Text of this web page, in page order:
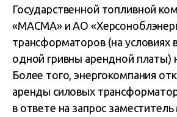
Государственной топливной
«МАСМА» и АО
трансформаторов (на условиях
одной гривны арендной платы)
Более того, энергокомпания
аренды силовых
в ответе на запрос